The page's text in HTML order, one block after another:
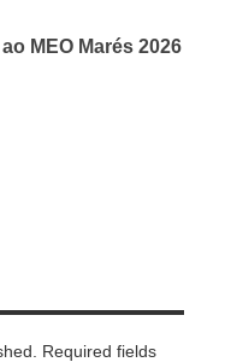
MEO Marés 2026
Required fields